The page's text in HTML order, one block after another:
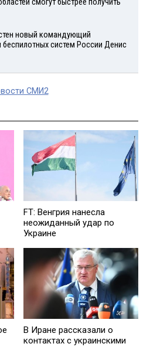
смогут быстрее получить
новый командующий
беспилотных систем России Денис
СМИ2
FT: Венгрия нанесла
неожиданный удар по
Украине
В Иране рассказали о
контактах с украинскими